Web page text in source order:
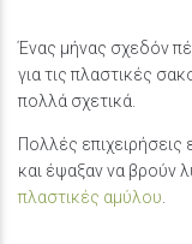
Ένας μήνας σχεδόν
για τις πλαστικές
πολλά σχετικά.
Πολλές
και έψαξαν να βρούν
πλαστικές αμύλου